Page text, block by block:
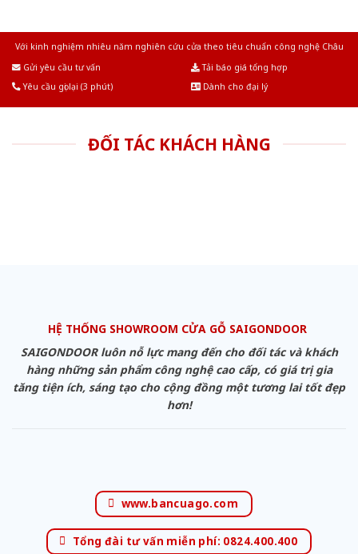
Với kinh nghiệm nhiêu năm nghiên cứu cửa theo tiêu chuẩn công nghệ Châu
Gửi yêu cầu tư vấn
Tải báo giá tổng hợp
Yêu cầu gọi lại (3 phút)
Dành cho đại lý
ĐỐI TÁC KHÁCH HÀNG
HỆ THỐNG SHOWROOM CỬA GỖ SAIGONDOOR
SAIGONDOOR luôn nỗ lực mang đến cho đối tác và khách
hàng những sản phẩm công nghệ cao cấp, có giá trị gia
tăng tiện ích, sáng tạo cho cộng đồng một tương lai tốt đẹp
hơn!
www.bancuago.com
Tổng đài tư vấn miễn phí: 0824.400.400